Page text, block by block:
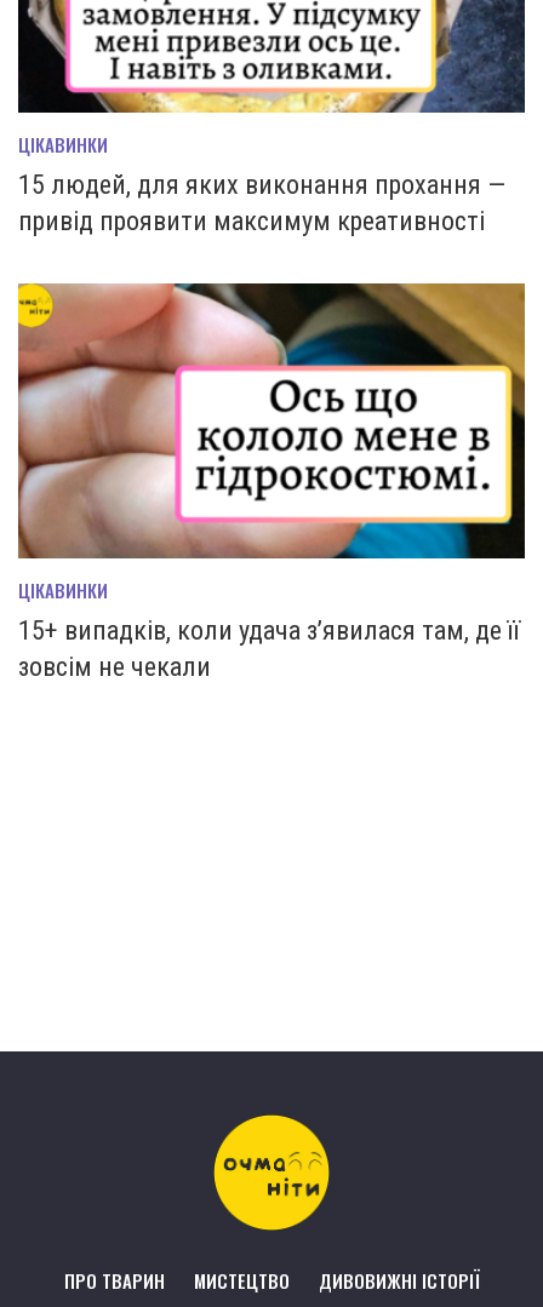
ЦІКАВИНКИ
15 людей, для яких виконання прохання —
привід проявити максимум креативності
ЦІКАВИНКИ
15+ випадків, коли удача з’явилася там, де її
зовсім не чекали
ПРО ТВАРИН МИСТЕЦТВО
ДИВОВИЖНІ ІСТОРІЇ